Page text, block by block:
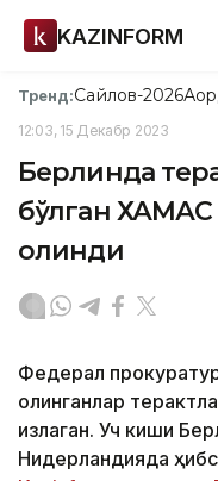
KAZINFORM
Тренд:Сайлов-2026
12:03, 15 Декабр 2023
Берлинда
бўлган ХАМАС
олинди
Федерал
олинганлар
излаган. Уч киши
Нидерландияда